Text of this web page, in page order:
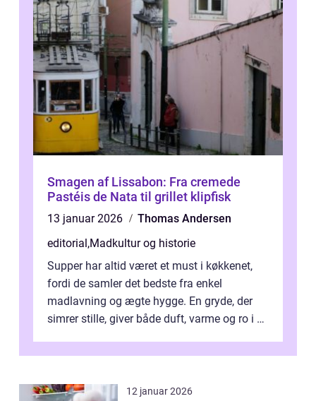
Smagen af Lissabon: Fra cremede
Pastéis de Nata til grillet klipfisk
13 januar 2026
Thomas Andersen
editorial,Madkultur og historie
Supper har altid været et must i køkkenet,
fordi de samler det bedste fra enkel
madlavning og ægte hygge. En gryde, der
simrer stille, giver både duft, varme og ro i en
12 januar 2026